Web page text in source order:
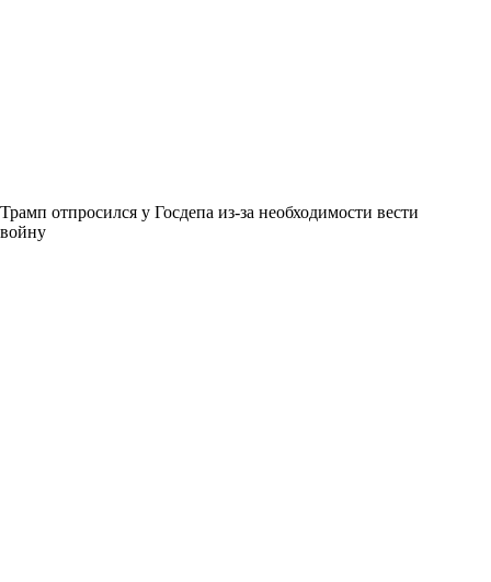
Трамп отпросился у Госдепа из-за необходимости вести
войну